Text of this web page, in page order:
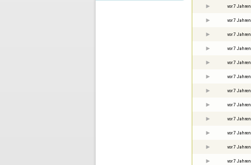
vor 7 Jahren
vor 7 Jahren
vor 7 Jahren
vor 7 Jahren
vor 7 Jahren
vor 7 Jahren
vor 7 Jahren
vor 7 Jahren
vor 7 Jahren
vor 7 Jahren
vor 7 Jahren
vor 7 Jahren